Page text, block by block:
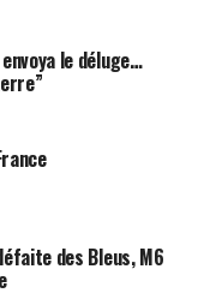
le déluge…
des Bleus, M6